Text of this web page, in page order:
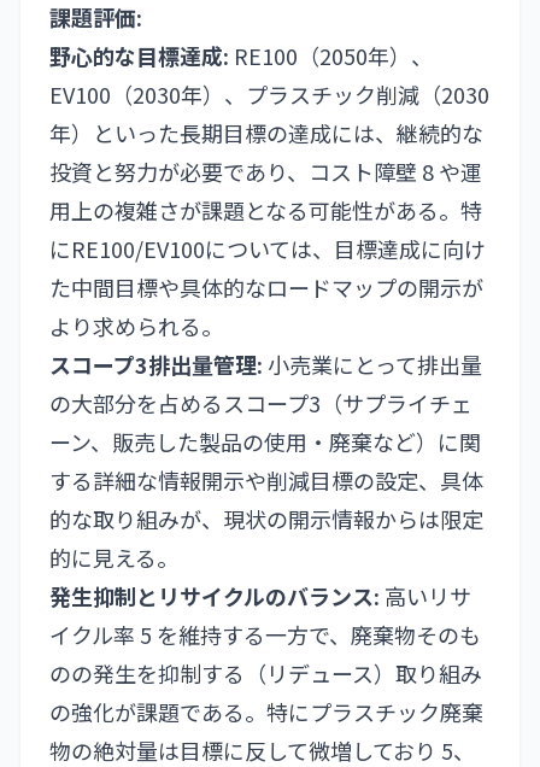
課題評価:
野心的な目標達成: RE100（2050年）、
EV100（2030年）、プラスチック削減（2030
年）といった長期目標の達成には、継続的な
投資と努力が必要であり、コスト障壁 8 や運
用上の複雑さが課題となる可能性がある。特
にRE100/EV100については、目標達成に向け
た中間目標や具体的なロードマップの開示が
より求められる。
スコープ3排出量管理: 小売業にとって排出量
の大部分を占めるスコープ3（サプライチェ
ーン、販売した製品の使用・廃棄など）に関
する詳細な情報開示や削減目標の設定、具体
的な取り組みが、現状の開示情報からは限定
的に見える。
発生抑制とリサイクルのバランス: 高いリサ
イクル率 5 を維持する一方で、廃棄物そのも
のの発生を抑制する（リデュース）取り組み
の強化が課題である。特にプラスチック廃棄
物の絶対量は目標に反して微増しており 5、